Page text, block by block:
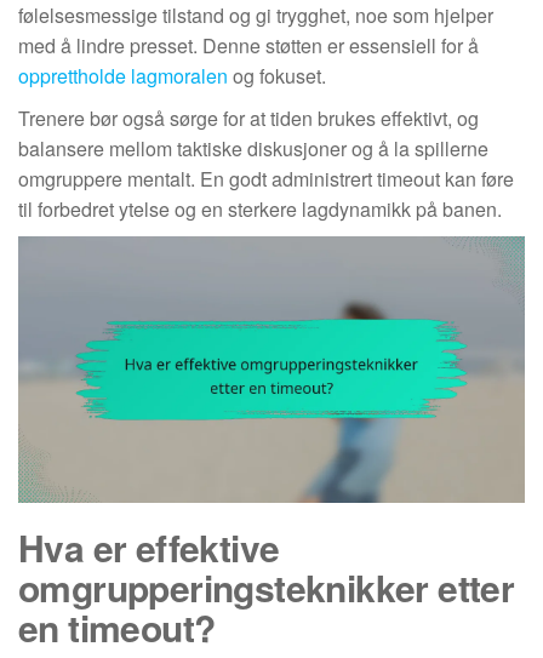
følelsesmessige tilstand og gi trygghet, noe som hjelper
med å lindre presset. Denne støtten er essensiell for å
opprettholde lagmoralen og fokuset.
Trenere bør også sørge for at tiden brukes effektivt, og
balansere mellom taktiske diskusjoner og å la spillerne
omgruppere mentalt. En godt administrert timeout kan føre
til forbedret ytelse og en sterkere lagdynamikk på banen.
Hva er effektive
omgrupperingsteknikker etter
en timeout?